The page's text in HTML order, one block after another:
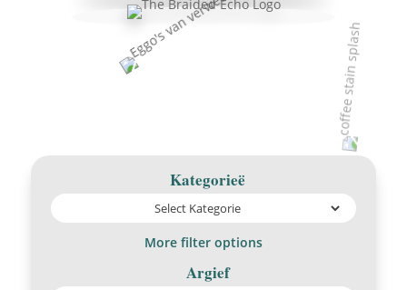
Kategorieë
More filter options
Argief